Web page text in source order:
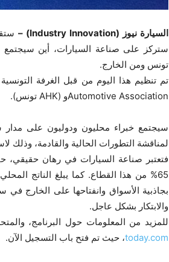
السيارة نيوز (Industry Innovation) –
تونس ومن الخارج.
Automotive Associationو (AHK تونس).
سيجتمع خبراء محليون ودوليون على مدار
لمناقشة التطورات الحالية والقادمة،
بجاذبية الأسواق وانفتاحها على الخارج
والابتكار بشكل عاجل.
للمزيد من المعلومات حول البرنامج،
today.com، حيث تم فتح باب التسجيل الآن.